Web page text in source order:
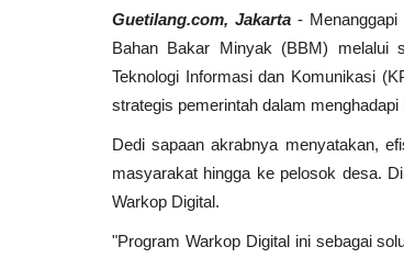
Guetilang.com, Jakarta - Menanggapi
Bahan Bakar Minyak (BBM) melalui
Teknologi Informasi dan Komunikasi
strategis pemerintah dalam menghadapi
Dedi sapaan akrabnya menyatakan,
masyarakat hingga ke pelosok desa.
Warkop Digital.
"Program Warkop Digital ini sebagai